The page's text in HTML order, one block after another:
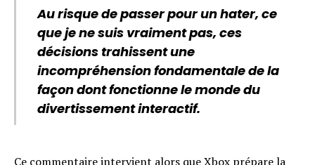
Au risque de passer pour un hater, ce
que je ne suis vraiment pas, ces
décisions trahissent une
incompréhension fondamentale de la
façon dont fonctionne le monde du
divertissement interactif.
Ce commentaire intervient alors que Xbox préparela